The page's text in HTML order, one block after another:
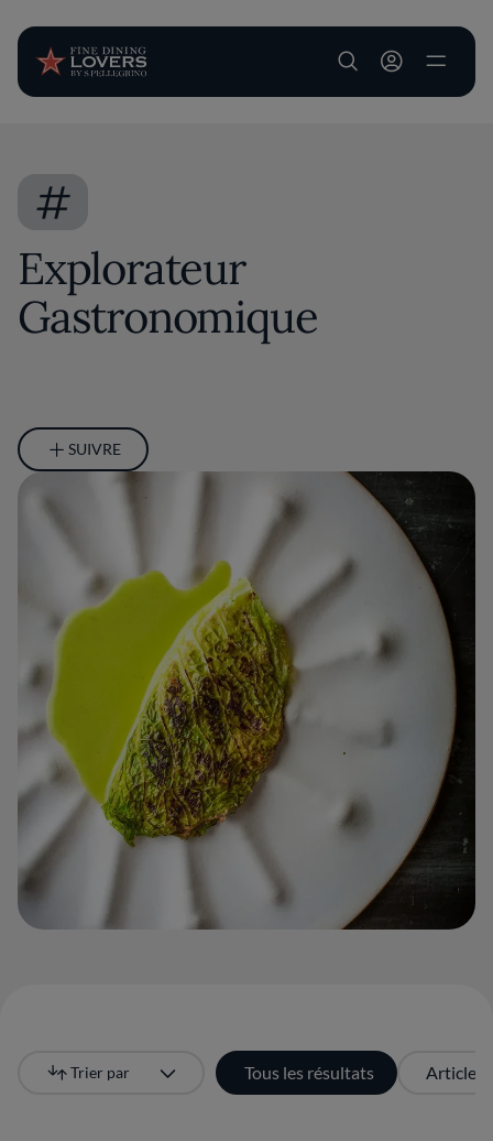
User account
#
Explorateur
Gastronomique
SUIVRE
Tous les résultats Articles
Trier par
Le plus récent